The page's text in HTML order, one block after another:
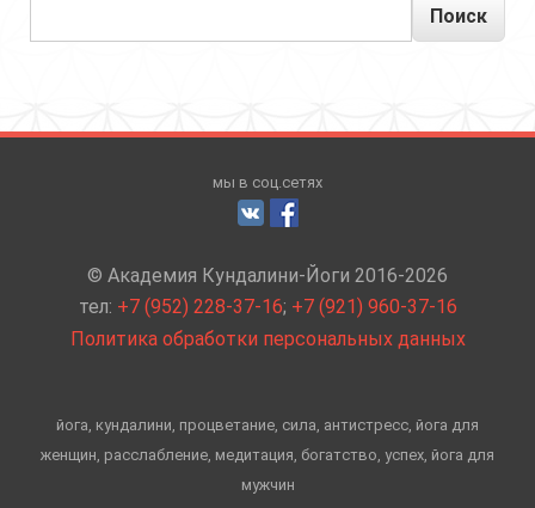
мы в соц.сетях
© Академия Кундалини-Йоги 2016-2026
тел: +7 (952) 228-37-16; +7 (921) 960-37-16
Политика обработки персональных данных
йога, кундалини, процветание, сила, антистресс, йога для
женщин, расслабление, медитация, богатство, успех, йога для
мужчин